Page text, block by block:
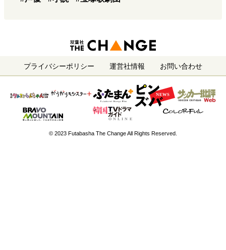
プライバシーポリシー 運営社情報 お問い合わせ
© 2023 Futabasha The Change All Rights Reserved.